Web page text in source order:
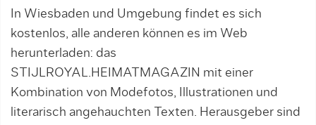
In Wiesbaden und Umgebung findet es sich
kostenlos, alle anderen können es im Web
herunterladen: das
STIJLROYAL.HEIMATMAGAZIN mit einer
Kombination von Modefotos, Illustrationen und
literarisch angehauchten Texten. Herausgeber sind